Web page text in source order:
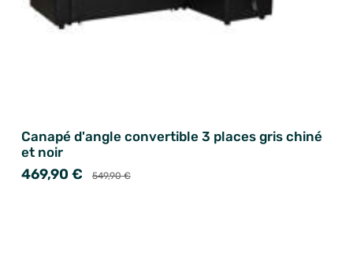
Canapé d'angle convertible 3 places gris chiné
et noir
469,90 € 549,90 €